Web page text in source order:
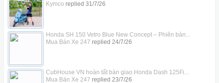
Kymco replied 31/7/26
Honda SH 150 Vetro Blue New Concept – Phiên bản...
Mua Bán Xe 247 replied 24/7/26
CubHouse VN hoàn tất bàn giao Honda Dash 125Fi...
Mua Bán Xe 247 replied 23/7/26